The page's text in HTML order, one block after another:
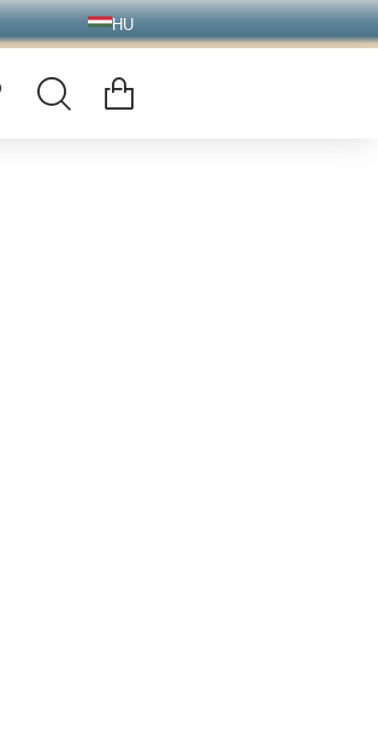
HU